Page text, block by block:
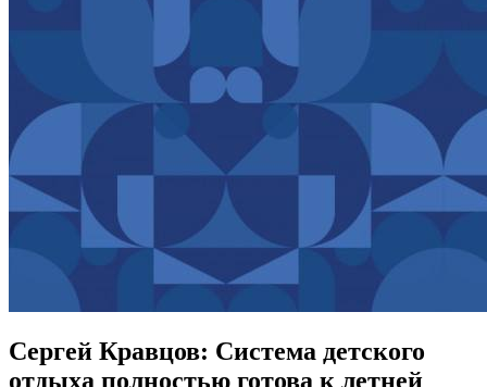
Сергей Кравцов: Система детского
отдыха полностью готова к летней